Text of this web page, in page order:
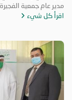
مدير عام جمعية الفجيرة
اقرأ كل شيء